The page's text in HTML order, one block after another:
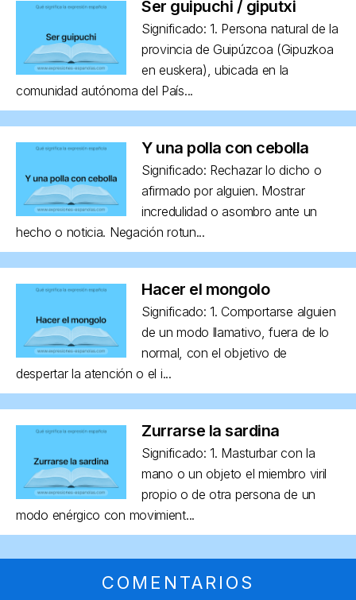
Ser guipuchi / giputxi
Significado: 1. Persona natural de la
provincia de Guipúzcoa (Gipuzkoa
en euskera), ubicada en la
comunidad autónoma del País...
Y una polla con cebolla
Significado: Rechazar lo dicho o
afirmado por alguien. Mostrar
incredulidad o asombro ante un
hecho o noticia. Negación rotun...
Hacer el mongolo
Significado: 1. Comportarse alguien
de un modo llamativo, fuera de lo
normal, con el objetivo de
despertar la atención o el i...
Zurrarse la sardina
Significado: 1. Masturbar con la
mano o un objeto el miembro viril
propio o de otra persona de un
modo enérgico con movimient...
COMENTARIOS